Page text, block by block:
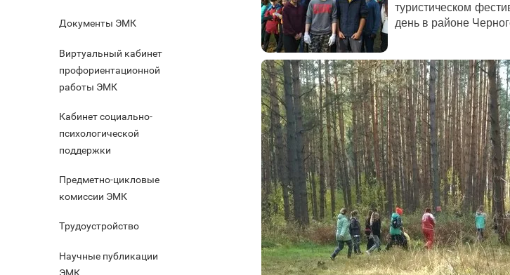
Документы ЭМК
Виртуальный кабинет
профориентационной
работы ЭМК
Кабинет социально-
психологической
поддержки
Предметно-цикловые
комиссии ЭМК
Трудоустройство
Научные публикации
туристическом
день в районе